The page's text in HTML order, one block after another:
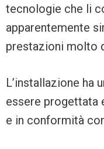
tecnologie che li
apparentemente
prestazioni molto
L’installazione ha
essere progettata
e in conformità